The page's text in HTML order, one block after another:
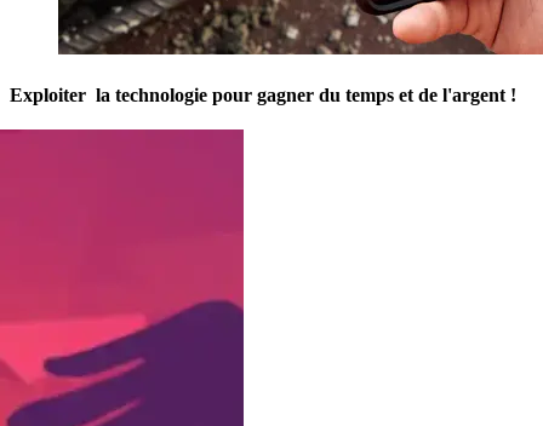
Exploiter la technologie pour gagner du temps et de l'argent !